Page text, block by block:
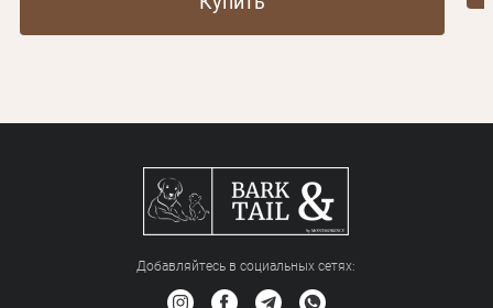
Добавляйтесь в социальных сетяx: